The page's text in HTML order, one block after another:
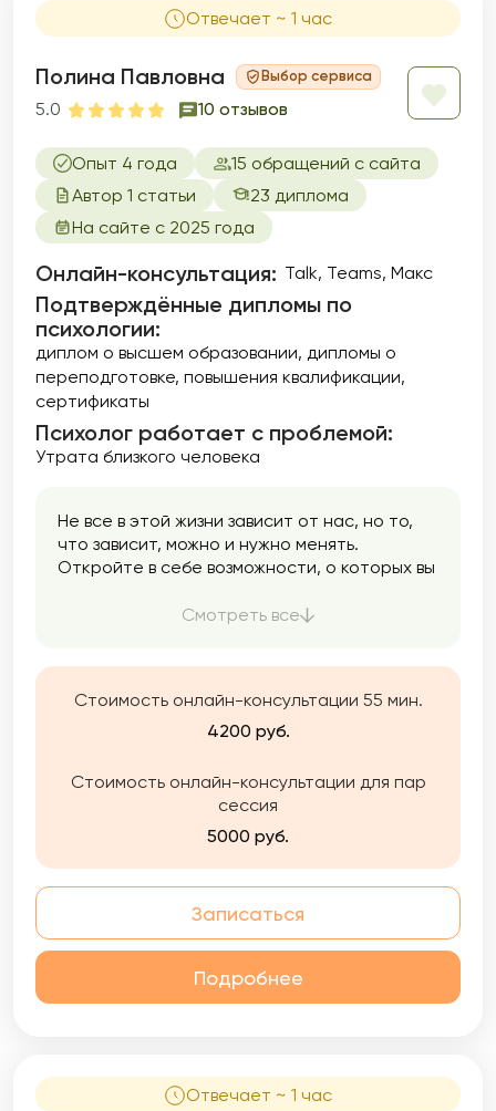
интимной жизни. Я помогаю разрешить
внимание на сексуальной идентичности,
удовлетворенности и интимности в
отношениях. Темы сексуальных дисфункций
практики, и я стремлюсь создать
безопасное пространство для обсуждения
даже самых тонких вопросов. Помогаю
улучшить качество своей интимной жизни и
Отвечает ~ 1 час
Полина Павловна Выбор сервиса
5.0 10 отзывов
Опыт 4 года
15 обращений с сайта
Автор 1 статьи
23 диплома
На сайте с 2025 года
Онлайн-консультация: Talk, Teams, Макс
Подтверждённые дипломы по
психологии:
диплом о высшем образовании дипломы о
переподготовке повышения квалификации
сертификаты
Психолог работает с проблемой:
Утрата близкого человека
Не все в этой жизни зависит от нас, но то,
что зависит, можно и нужно менять.
Откройте в себе возможности, о которых вы
Смотреть все
Стоимость онлайн-консультации 55 мин.
4200 руб.
Стоимость онлайн-консультации для пар
сессия
5000 руб.
Записаться
Подробнее
Отвечает ~ 1 час